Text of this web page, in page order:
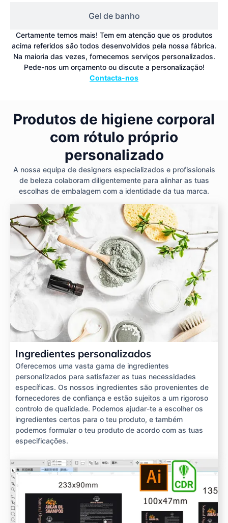
Gel de banho
Certamente temos mais! Tem em atenção que os produtos
acima referidos são todos desenvolvidos pela nossa fábrica.
Na maioria das vezes, fornecemos serviços personalizados.
Pede-nos um orçamento ou discute a personalização!
Contacta-nos
Produtos de higiene corporal
com rótulo próprio
personalizado
A nossa equipa de designers especializados e profissionais
de beleza colaboram diligentemente para alinhar as tuas
escolhas de embalagem com a identidade da tua marca.
Ingredientes personalizados
Oferecemos uma vasta gama de ingredientes
personalizados para satisfazer as tuas necessidades
específicas. Os nossos ingredientes são provenientes de
fornecedores de confiança e estão sujeitos a um rigoroso
controlo de qualidade. Podemos ajudar-te a escolher os
ingredientes certos para o teu produto, e também
podemos formular o teu produto de acordo com as tuas
especificações.